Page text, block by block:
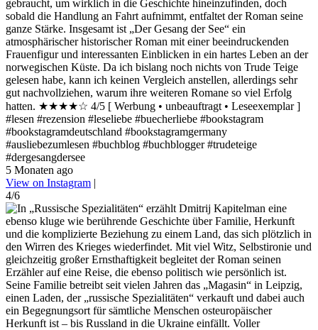
gebraucht, um wirklich in die Geschichte hineinzufinden, doch
sobald die Handlung an Fahrt aufnimmt, entfaltet der Roman seine
ganze Stärke. Insgesamt ist „Der Gesang der See“ ein
atmosphärischer historischer Roman mit einer beeindruckenden
Frauenfigur und interessanten Einblicken in ein hartes Leben an der
norwegischen Küste. Da ich bislang noch nichts von Trude Teige
gelesen habe, kann ich keinen Vergleich anstellen, allerdings sehr
gut nachvollziehen, warum ihre weiteren Romane so viel Erfolg
hatten. ★★★★☆ 4/5 [ Werbung • unbeauftragt • Leseexemplar ]
#lesen #rezension #leseliebe #buecherliebe #bookstagram
#bookstagramdeutschland #bookstagramgermany
#ausliebezumlesen #buchblog #buchblogger #trudeteige
#dergesangdersee
5 Monaten ago
View on Instagram |
4/6